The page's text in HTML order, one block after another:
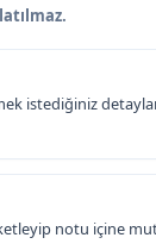
istediğiniz
notu içine